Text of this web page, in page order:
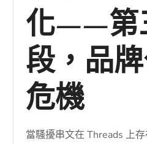
化——第
段，品
危機
當騷擾串文在 Threads 上